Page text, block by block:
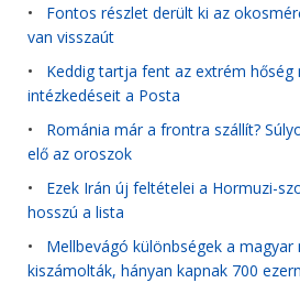
• Fontos részlet derült ki az
van visszaút
• Keddig tartja fent az extrém
intézkedéseit a Posta
• Románia már a frontra szállít?
elő az oroszok
• Ezek Irán új feltételei a Hormuzi-
hosszú a lista
• Mellbevágó különbségek a magyar
kiszámolták, hányan kapnak 700